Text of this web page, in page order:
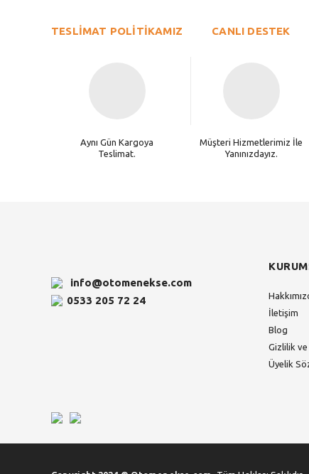
Ürün açıklamasında eksik bilgiler bulunuyor.
TESLİMAT POLİTİKAMIZ
Aynı Gün Kargoya
Teslimat.
CANLI DESTEK
Müşteri Hizmetlerimiz İle
Yanınızdayız.
info@otomenekse.com
0533 205 72 24
İletişim
Blog
Gizlilik ve
Üyelik